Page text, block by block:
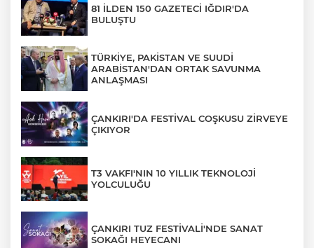
81 İLDEN 150 GAZETECİ IĞDIR'DA
BULUŞTU
TÜRKİYE, PAKİSTAN VE SUUDİ
ARABİSTAN'DAN ORTAK SAVUNMA
ANLAŞMASI
ÇANKIRI'DA FESTİVAL COŞKUSU ZİRVEYE
ÇIKIYOR
T3 VAKFI'NIN 10 YILLIK TEKNOLOJİ
YOLCULUĞU
ÇANKIRI TUZ FESTİVALİ'NDE SANAT
SOKAĞI HEYECANI